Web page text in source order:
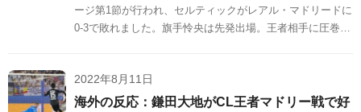
ージ第1節が行われ、セルティックがレアル・マドリードに
0-3で敗れました。旗手怜央は先発出場。王者相手に圧巻の
でご覧ください。
2022年8月11日
海外の反応：鎌田大地がCL王者マドリー戦で好